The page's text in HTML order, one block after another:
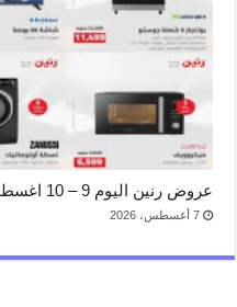
عروض رنين اليوم 9 – 10 اغسطس 2026 للأجهزة الكهربائية
7 أغسطس، 2026